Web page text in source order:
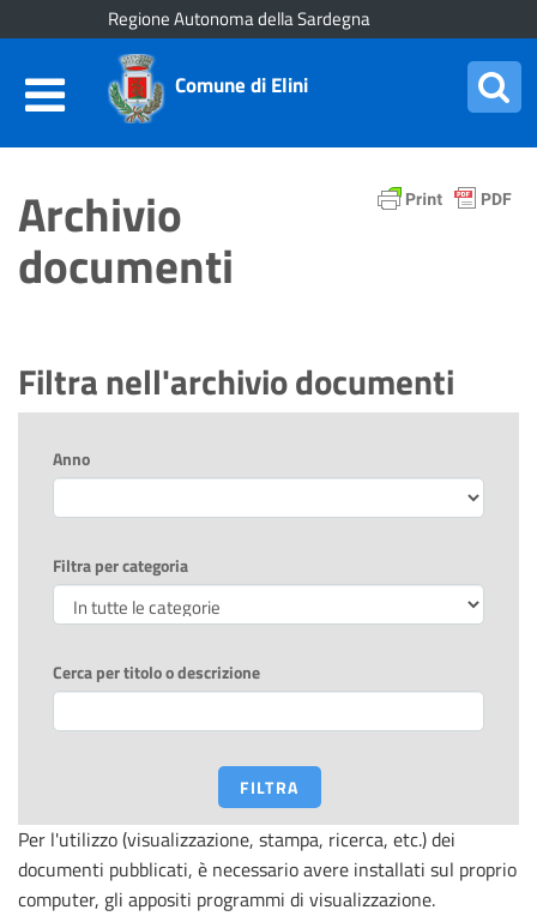
Regione Autonoma della Sardegna
Comune di Elini
Archivio
documenti
Filtra nell'archivio documenti
Anno
Filtra per categoria
Cerca per titolo o descrizione
FILTRA
Per l'utilizzo (visualizzazione, stampa, ricerca, etc.) dei
documenti pubblicati, è necessario avere installati sul proprio
computer, gli appositi programmi di visualizzazione.